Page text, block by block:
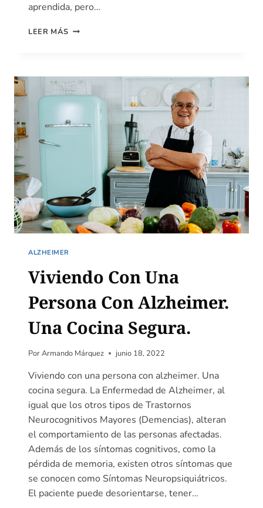
aprendida, pero…
LEER MÁS
ALZHEIMER
Viviendo Con Una
Persona Con Alzheimer.
Una Cocina Segura.
PorArmando Márquez junio 18, 2022
Viviendo con una persona con alzheimer. Una
cocina segura. La Enfermedad de Alzheimer, al
igual que los otros tipos de Trastornos
Neurocognitivos Mayores (Demencias), alteran
el comportamiento de las personas afectadas.
Además de los síntomas cognitivos, como la
pérdida de memoria, existen otros síntomas que
se conocen como Síntomas Neuropsiquiátricos.
El paciente puede desorientarse, tener…